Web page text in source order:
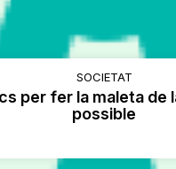
SOCIETAT
per fer la maleta de
possible